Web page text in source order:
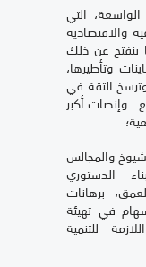
التي
والاقتصادية
ينفتح عن ذلك
وتأطيرها،
الثقة في
..وإنصات أكبر
والمجالس
الدستوري
برهانات
في تهيئة
للتنمية